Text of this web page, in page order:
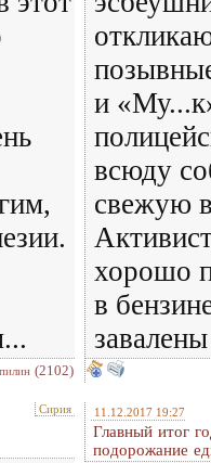
(2102)
и
всюду
свежую
хорошо
в
Сирия 11.12.2017 19:27
Главный итог
подорожание